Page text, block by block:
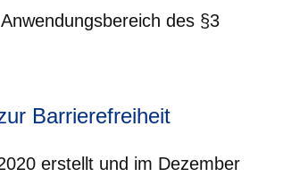
des §3
Barrierefreiheit
erstellt und im Dezember